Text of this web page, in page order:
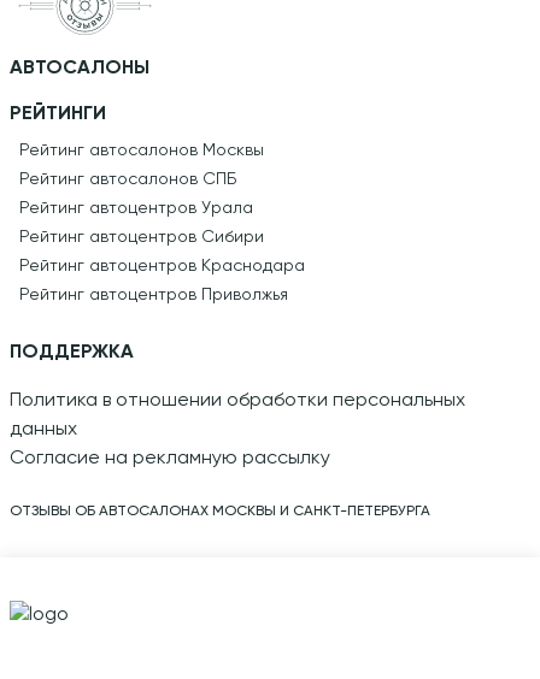
АВТОСАЛОНЫ
РЕЙТИНГИ
Рейтинг автосалонов Москвы
Рейтинг автосалонов СПБ
Рейтинг автоцентров Урала
Рейтинг автоцентров Сибири
Рейтинг автоцентров Краснодара
Рейтинг автоцентров Приволжья
ПОДДЕРЖКА
Политика в отношении обработки персональных
данных
Согласие на рекламную рассылку
ОТЗЫВЫ ОБ АВТОСАЛОНАХ МОСКВЫ И САНКТ-ПЕТЕРБУРГА